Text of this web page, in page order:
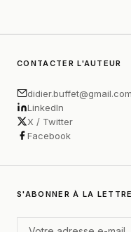
CONTACTER L'AUTEUR
didier.buffet@gmail.com
LinkedIn
X / Twitter
Facebook
S'ABONNER À LA LETTRE